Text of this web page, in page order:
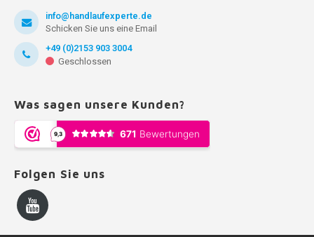
info@handlaufexperte.de
Schicken Sie uns eine Email
+49 (0)2153 903 3004
Geschlossen
Was sagen unsere Kunden?
Folgen Sie uns